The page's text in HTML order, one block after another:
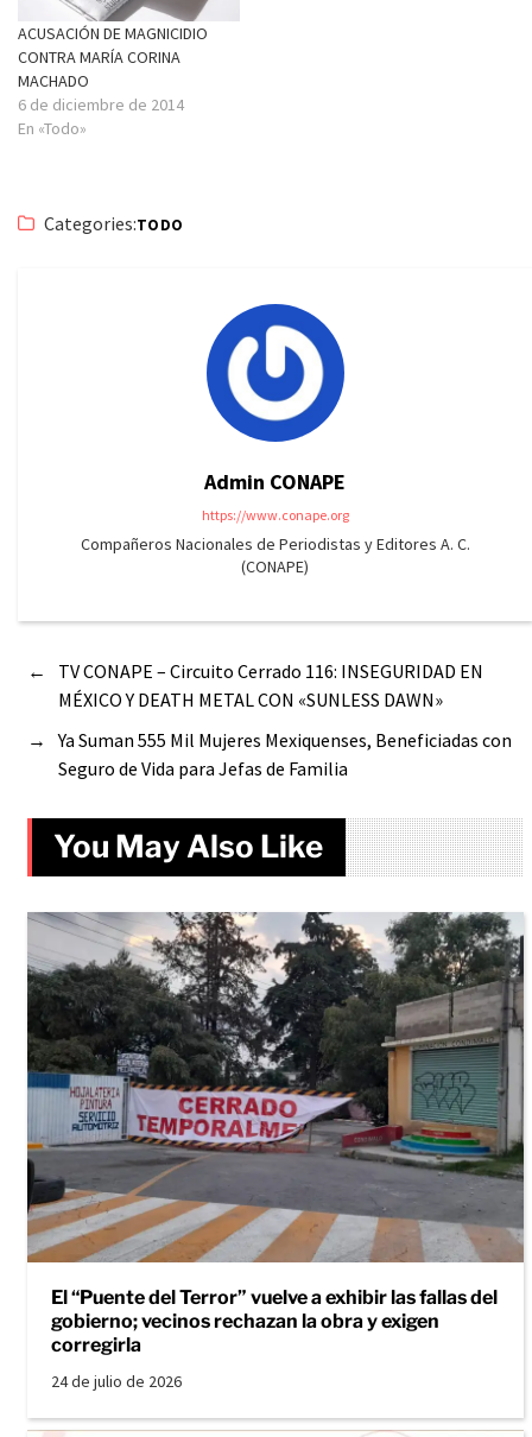
ACUSACIÓN DE MAGNICIDIO
CONTRA MARÍA CORINA
MACHADO
6 de diciembre de 2014
En «Todo»
Categories:TODO
Admin CONAPE
https://www.conape.org
Compañeros Nacionales de Periodistas y Editores A. C.
(CONAPE)
←
TV CONAPE – Circuito Cerrado 116: INSEGURIDAD EN
MÉXICO Y DEATH METAL CON «SUNLESS DAWN»
→
Ya Suman 555 Mil Mujeres Mexiquenses, Beneficiadas con
Seguro de Vida para Jefas de Familia
You May Also Like
El “Puente del Terror” vuelve a exhibir las fallas del
gobierno; vecinos rechazan la obra y exigen
corregirla
24 de julio de 2026